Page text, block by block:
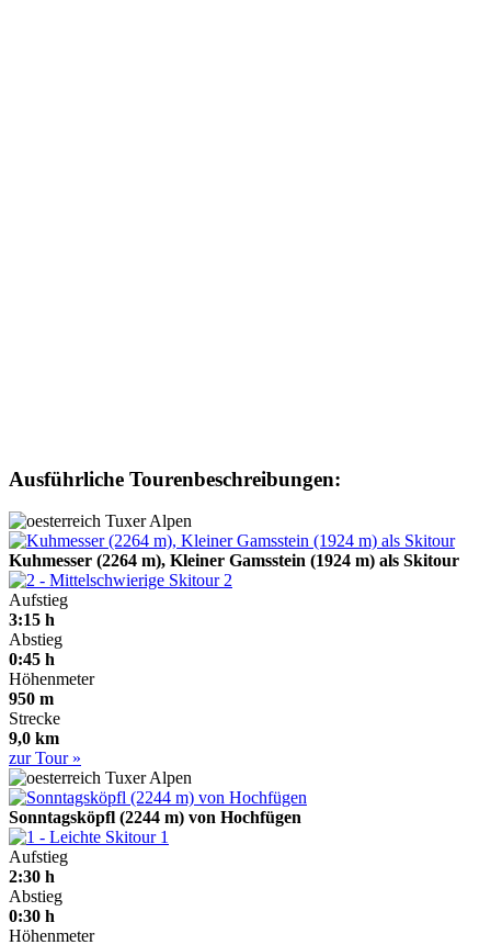
Ausführliche Tourenbeschreibungen:
Tuxer Alpen
Kuhmesser (2264 m), Kleiner Gamsstein (1924 m) als Skitour
2
Aufstieg
3:15 h
Abstieg
0:45 h
Höhenmeter
950 m
Strecke
9,0 km
zur Tour »
Tuxer Alpen
Sonntagsköpfl (2244 m) von Hochfügen
1
Aufstieg
2:30 h
Abstieg
0:30 h
Höhenmeter